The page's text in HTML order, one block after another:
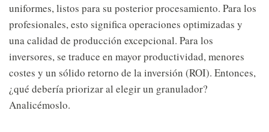
uniformes, listos para su posterior procesamiento. Para los
profesionales, esto significa operaciones optimizadas y
una calidad de producción excepcional. Para los
inversores, se traduce en mayor productividad, menores
costes y un sólido retorno de la inversión (ROI). Entonces,
¿qué debería priorizar al elegir un granulador?
Analicémoslo.